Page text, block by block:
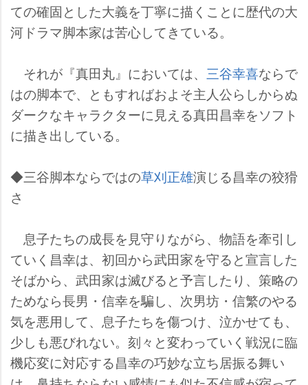
ての確固とした大義を丁寧に描くことに歴代の大
河ドラマ脚本家は苦心してきている。
それが『真田丸』においては、 三谷幸喜ならで
はの脚本で、ともすればおよそ主人公らしからぬ
ダークなキャラクターに見える真田昌幸をソフト
に描き出している。
◆三谷脚本ならではの草刈正雄演じる昌幸の狡猾
さ
息子たちの成長を見守りながら、物語を牽引し
ていく昌幸は、初回から武田家を守ると宣言した
そばから、武田家は滅びると予言したり、策略の
ためなら長男・信幸を騙し、次男坊・信繁のやる
気を悪用して、息子たちを傷つけ、泣かせても、
少しも悪びれない。刻々と変わっていく戦況に臨
機応変に対応する昌幸の巧妙な立ち居振る舞い